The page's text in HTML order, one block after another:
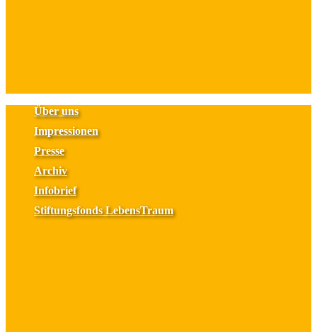
Über uns
Impressionen
Presse
Archiv
Infobrief
Stiftungsfonds LebensTraum